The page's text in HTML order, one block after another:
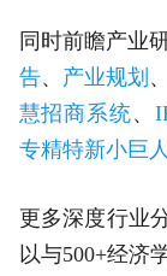
同时前瞻产业
告、 产业规划 、
慧招商系统、
专精特新小巨
更多深度行业
以与500+经济